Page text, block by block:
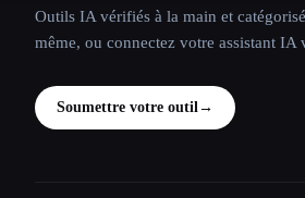
Outils IA vérifiés à la main et
même, ou connectez votre assistant IA
Soumettre votre outil→